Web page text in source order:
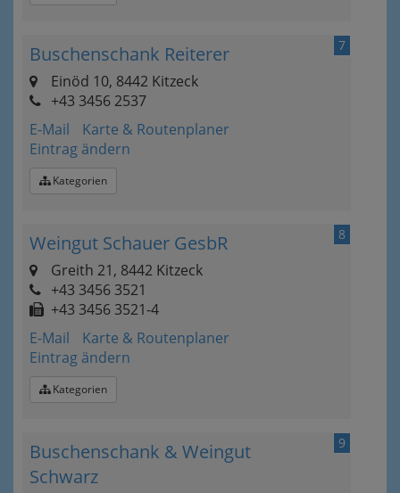
7
Buschenschank Reiterer
Einöd 10, 8442 Kitzeck
+43 3456 2537
E-Mail
Karte & Routenplaner
Eintrag ändern
Kategorien
8
Weingut Schauer GesbR
Greith 21, 8442 Kitzeck
+43 3456 3521
+43 3456 3521-4
E-Mail
Karte & Routenplaner
Eintrag ändern
Kategorien
9
Buschenschank & Weingut
Schwarz